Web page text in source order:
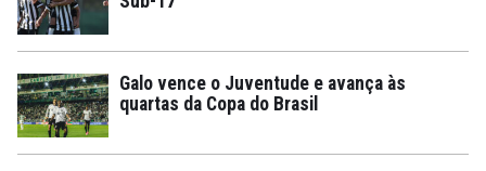
Galo vence o Juventude e avança às
quartas da Copa do Brasil